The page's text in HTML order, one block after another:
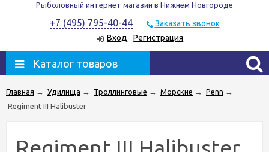
Рыболовный интернет магазин в Нижнем Новгороде
+7 (495) 795-40-44
Заказать звонок
Вход
Регистрация
Каталог товаров
Главная → Удилища → Троллинговые → Морские → Penn →
Regiment III Halibuster